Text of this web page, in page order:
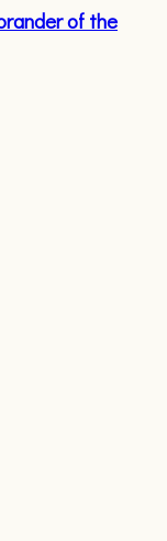
of the